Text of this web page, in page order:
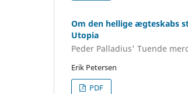
Om den hellige ægteskabs
Utopia
Peder Palladius' Tuende
Erik Petersen
PDF